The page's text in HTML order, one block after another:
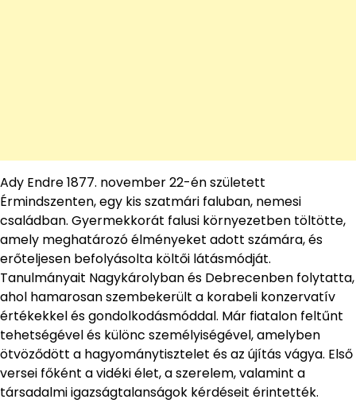
Ady Endre 1877. november 22-én született
Érmindszenten, egy kis szatmári faluban, nemesi
családban. Gyermekkorát falusi környezetben töltötte,
amely meghatározó élményeket adott számára, és
erőteljesen befolyásolta költői látásmódját.
Tanulmányait Nagykárolyban és Debrecenben folytatta,
ahol hamarosan szembekerült a korabeli konzervatív
értékekkel és gondolkodásmóddal. Már fiatalon feltűnt
tehetségével és különc személyiségével, amelyben
ötvöződött a hagyománytisztelet és az újítás vágya. Első
versei főként a vidéki élet, a szerelem, valamint a
társadalmi igazságtalanságok kérdéseit érintették.